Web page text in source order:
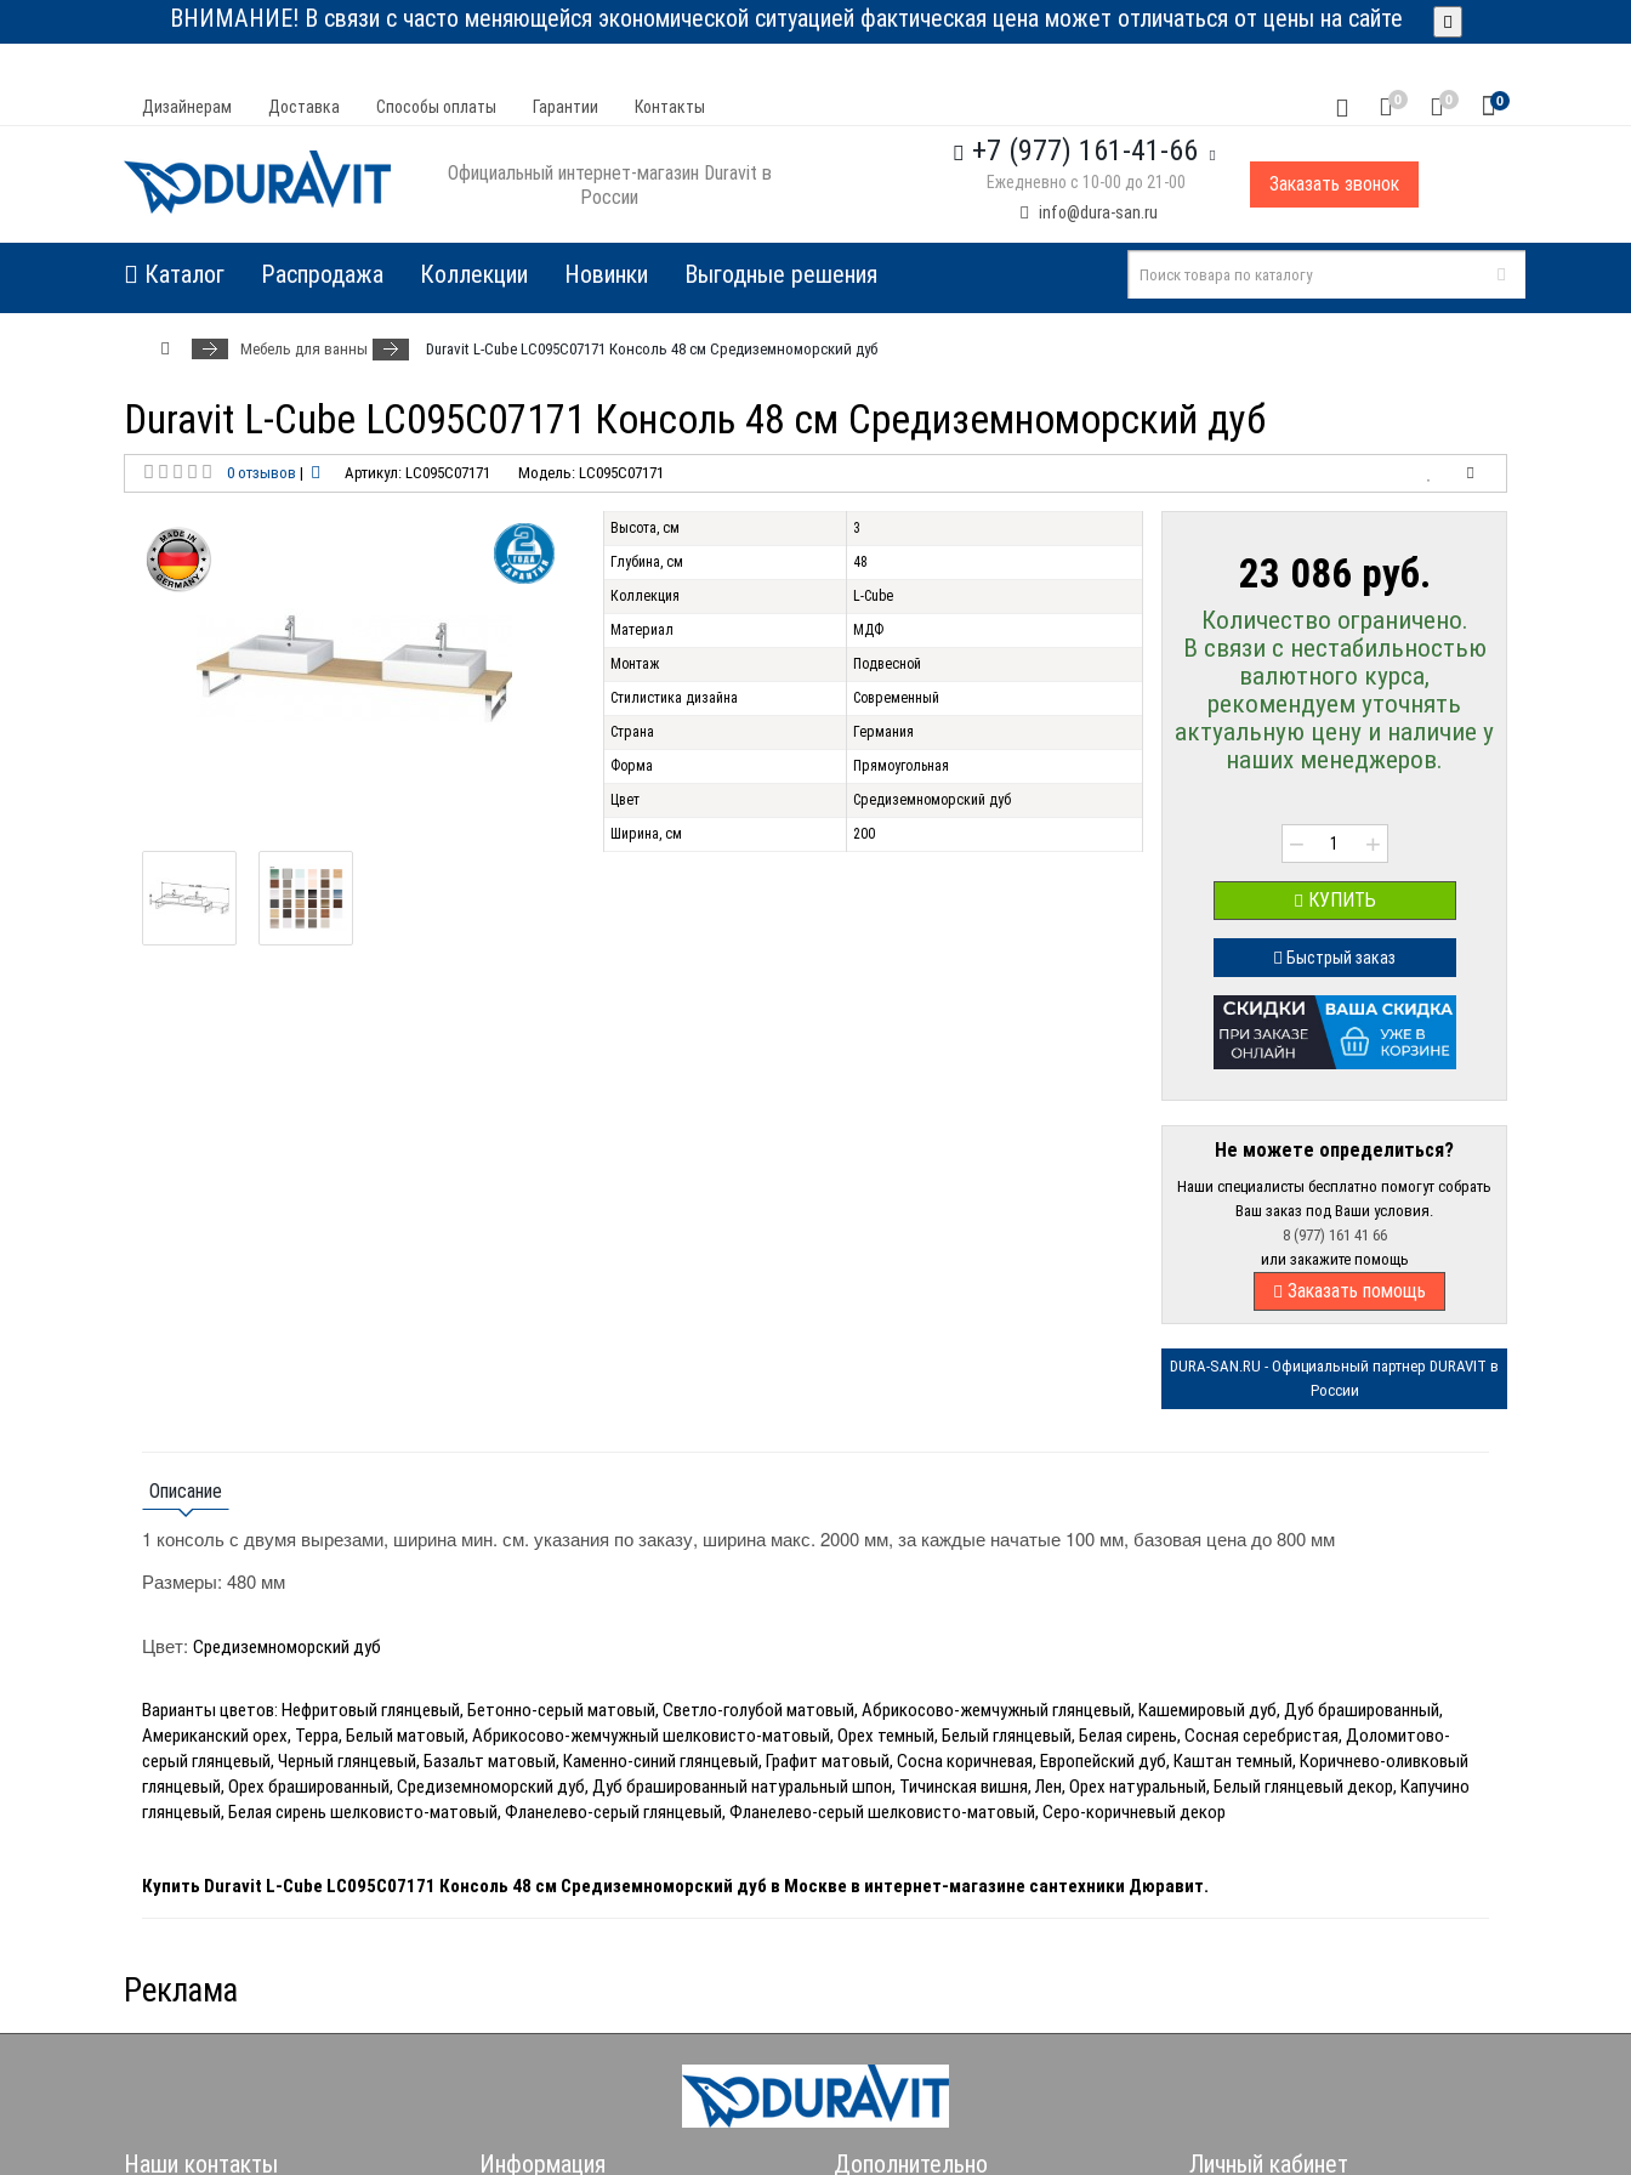
ВНИМАНИЕ! В связи с часто меняющейся экономической ситуацией фактическая цена может отличаться от цены на сайте
Дизайнерам Доставка Способы оплаты Гарантии Контакты 0 0 0
Официальный интернет-магазин Duravit в
России
+7 (977) 161-41-66
Ежедневно с 10-00 до 21-00
info@dura-san.ru
Заказать звонок
Каталог Распродажа Коллекции Новинки Выгодные решения
Мебель для ванны Duravit L-Cube LC095C07171 Консоль 48 см Средиземноморский дуб
Duravit L-Cube LC095C07171 Консоль 48 см Средиземноморский дуб
0 отзывов | Артикул: LC095C07171 Модель: LC095C07171
Высота, см
3
Глубина, см
48
Коллекция
L-Cube
Материал
МДФ
Монтаж
Подвесной
Стилистика дизайна
Современный
Страна
Германия
Форма
Прямоугольная
Цвет
Средиземноморский дуб
Ширина, см
200
23 086 руб.
Количество ограничено.
В связи с нестабильностью
валютного курса,
рекомендуем уточнять
актуальную цену и наличие у
наших менеджеров.
− +
КУПИТЬ
Быстрый заказ
Не можете определиться?
Наши специалисты бесплатно помогут собрать
Ваш заказ под Ваши условия.
8 (977) 161 41 66
или закажите помощь
Заказать помощь
DURA-SAN.RU - Официальный партнер DURAVIT в
России
Описание
1 консоль с двумя вырезами, ширина мин. см. указания по заказу, ширина макс. 2000 мм, за каждые начатые 100 мм, базовая цена до 800 мм
Размеры: 480 мм
Цвет: Средиземноморский дуб
Варианты цветов: Нефритовый глянцевый, Бетонно-серый матовый, Светло-голубой матовый, Абрикосово-жемчужный глянцевый, Кашемировый дуб, Дуб брашированный,
Американский орех, Терра, Белый матовый, Абрикосово-жемчужный шелковисто-матовый, Орех темный, Белый глянцевый, Белая сирень, Сосная серебристая, Доломитово-
серый глянцевый, Черный глянцевый, Базальт матовый, Каменно-синий глянцевый, Графит матовый, Сосна коричневая, Европейский дуб, Каштан темный, Коричнево-оливковый
глянцевый, Орех брашированный, Средиземноморский дуб, Дуб брашированный натуральный шпон, Тичинская вишня, Лен, Орех натуральный, Белый глянцевый декор, Капучино
глянцевый, Белая сирень шелковисто-матовый, Фланелево-серый глянцевый, Фланелево-серый шелковисто-матовый, Серо-коричневый декор
Купить Duravit L-Cube LC095C07171 Консоль 48 см Средиземноморский дуб в Москве в интернет-магазине сантехники Дюравит.
Реклама
Наши контакты Информация Дополнительно Личный кабинет